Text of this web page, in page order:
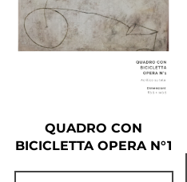
QUADRO CON
BICICLETTA OPERA N°1